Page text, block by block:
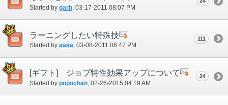
Started by garb‎, 03-17-2011 08:07 PM
ラーニングしたい特殊技
Started by aaaa‎, 03-08-2011 06:47 PM
111
[ギフト] ジョブ特性効果アップについて
Started by popochan ‎, 02-26-2015 04:19 AM
24